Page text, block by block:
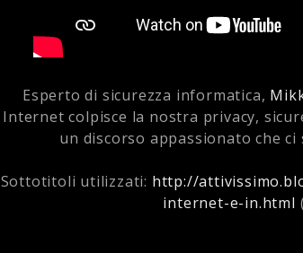
Esperto di sicurezza informatica,
Internet colpisce la nostra privacy,
un discorso appassionato che
Sottotitoli utilizzati: http://
internet-e-in.html